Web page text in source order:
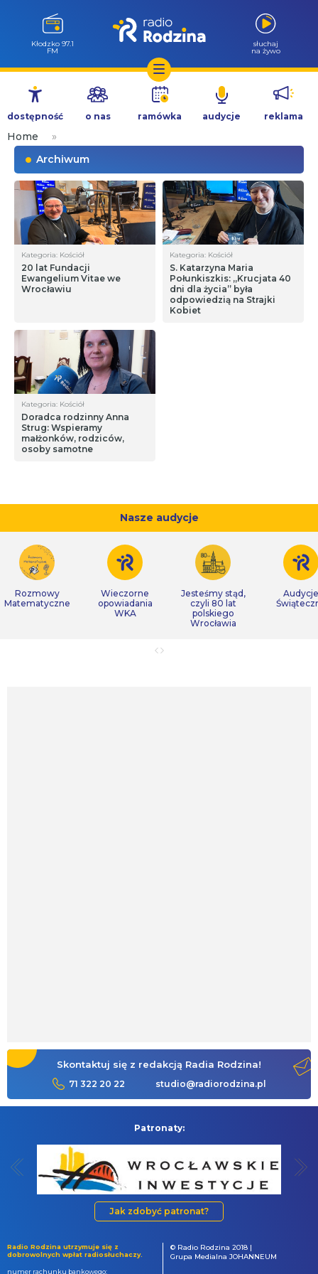
Przejdź
treści
Kłodzko 97.1
FM
słuchaj
na żywo
dostępność o nas ramówka audycje reklama
Home
»
Archiwum
Kategoria: Kościół
20 lat Fundacji
Ewangelium Vitae we
Wrocławiu
Kategoria: Kościół
S. Katarzyna Maria
Połunkiszkis: „Krucjata 40
dni dla życia” była
odpowiedzią na Strajki
Kobiet
Kategoria: Kościół
Doradca rodzinny Anna
Strug: Wspieramy
małżonków, rodziców,
osoby samotne
Nasze audycje
Rozmowy
Matematyczne
Wieczorne
opowiadania
WKA
Jesteśmy stąd,
czyli 80 lat
polskiego
Wrocławia
Audycje
Skontaktuj się z redakcją Radia Rodzina!
71 322 20 22 studio@radiorodzina.pl
Patronaty:
Jak zdobyć patronat?
Radio Rodzina utrzymuje się z
dobrowolnych wpłat radiosłuchaczy.
numer rachunku bankowego:
© Radio Rodzina 2018 |
Grupa Medialna JOHANNEUM